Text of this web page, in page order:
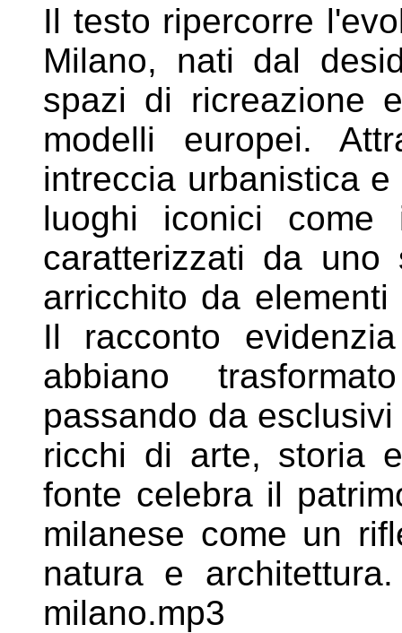
Il testo ripercorre
Milano, nati dal
spazi di ricreazione
modelli europei.
intreccia urbanistica
luoghi iconici
caratterizzati da uno
arricchito da
Il racconto
abbiano
passando da
ricchi di arte, storia
fonte celebra il
milanese come un
natura e
milano.mp3